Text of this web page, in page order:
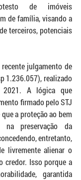
de imóveis
de família, visando a
terceiros, potenciais
julgamento de
1.236.057), realizado
A lógica que
firmado pelo STJ
a proteção ao bem
preservação da
entretanto,
livremente alienar o
credor. Isso porque a
garantida